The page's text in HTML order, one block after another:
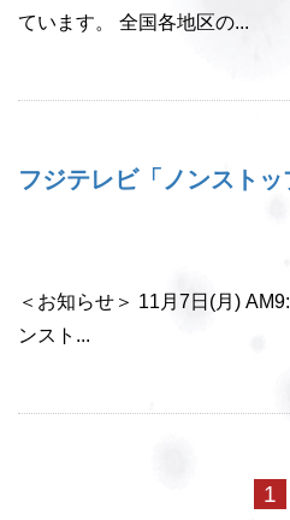
ています。 全国各地区の...
フジテレビ「ノンストッ
＜お知らせ＞ 11月7日(月)
ンスト...
1